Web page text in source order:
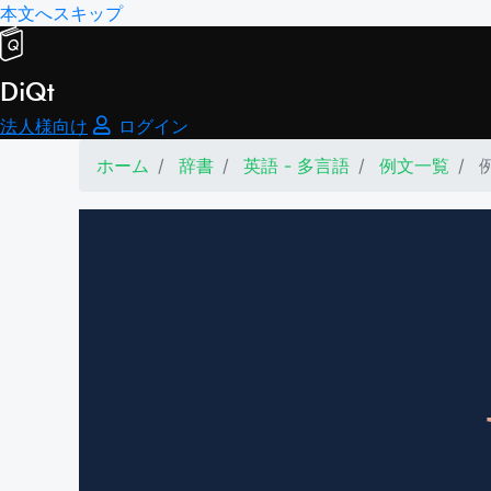
本文へスキップ
DiQt
法人様向け
ログイン
ホーム
辞書 英語 - 多言語 例文一覧